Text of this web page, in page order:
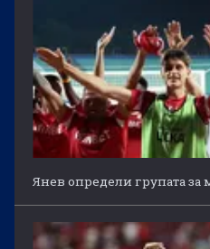
Янев определи групата за